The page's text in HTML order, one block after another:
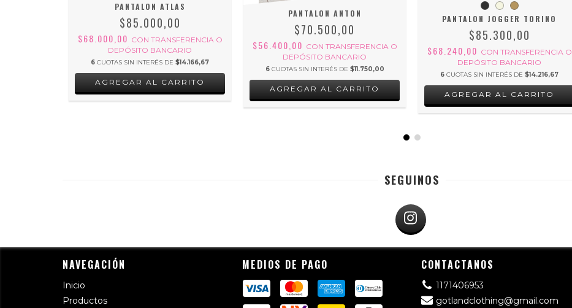
PANTALON ATLAS
$85.000,00
$68.000,00 CON TRANSFERENCIA O
DEPÓSITO BANCARIO
6 CUOTAS SIN INTERÉS DE $14.166,67
AGREGAR AL CARRITO
PANTALON ANTON
$70.500,00
$56.400,00 CON TRANSFERENCIA O
DEPÓSITO BANCARIO
6 CUOTAS SIN INTERÉS DE $11.750,00
AGREGAR AL CARRITO
PANTALON JOGGER TORINO
$85.300,00
$68.240,00 CON TRANSFERENCIA O
DEPÓSITO BANCARIO
6 CUOTAS SIN INTERÉS DE $14.216,67
AGREGAR AL CARRITO
SEGUINOS
NAVEGACIÓN
Inicio
Productos
MEDIOS DE PAGO CONTACTANOS
1171406953
gotlandclothing@gmail.com